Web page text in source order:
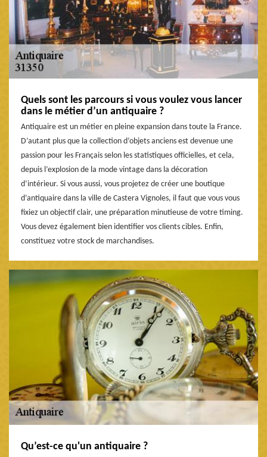
Quels sont les parcours si vous voulez vous lancer
dans le métier d’un antiquaire ?
Antiquaire est un métier en pleine expansion dans toute la France.
D’autant plus que la collection d’objets anciens est devenue une
passion pour les Français selon les statistiques officielles, et cela,
depuis l’explosion de la mode vintage dans la décoration
d’intérieur. Si vous aussi, vous projetez de créer une boutique
d’antiquaire dans la ville de Castera Vignoles, il faut que vous vous
fixiez un objectif clair, une préparation minutieuse de votre timing.
Vous devez également bien identifier vos clients cibles. Enfin,
constituez votre stock de marchandises.
Qu’est-ce qu'un antiquaire ?